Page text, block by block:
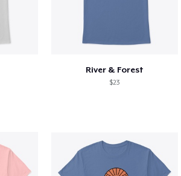
River & Forest
$23